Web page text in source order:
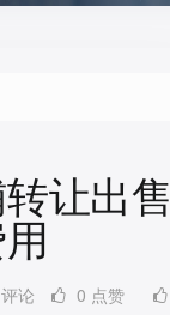
让出售
论
0 点赞